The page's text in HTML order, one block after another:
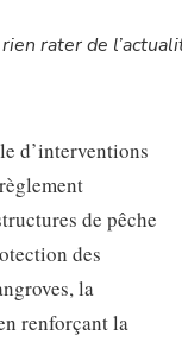
rater de
d’interventions
de pêche
des
la
renforçant la